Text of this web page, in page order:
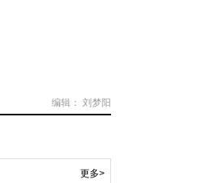
编辑： 刘梦阳
更多>